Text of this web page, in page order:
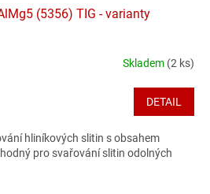
(5356) TIG - varianty
Skladem (2 ks)
DETAIL
hliníkových slitin s obsahem
pro svařování slitin odolných